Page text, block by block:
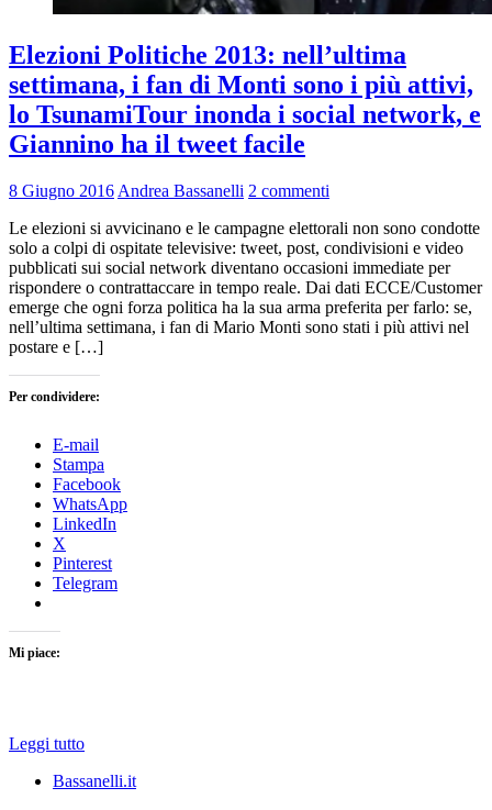
Elezioni Politiche 2013: nell’ultima
settimana, i fan di Monti sono i più attivi,
lo TsunamiTour inonda i social network, e
Giannino ha il tweet facile
8 Giugno 2016 Andrea Bassanelli 2 commenti
Le elezioni si avvicinano e le campagne elettorali non sono condotte
solo a colpi di ospitate televisive: tweet, post, condivisioni e video
pubblicati sui social network diventano occasioni immediate per
rispondere o contrattaccare in tempo reale. Dai dati ECCE/Customer
emerge che ogni forza politica ha la sua arma preferita per farlo: se,
nell’ultima settimana, i fan di Mario Monti sono stati i più attivi nel
postare e […]
Per condividere:
E-mail
Stampa
Facebook
WhatsApp
LinkedIn
X
Pinterest
Telegram
Mi piace:
Leggi tutto
Bassanelli.it